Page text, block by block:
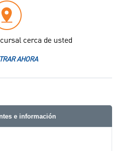
cerca de usted
AHORA
e información